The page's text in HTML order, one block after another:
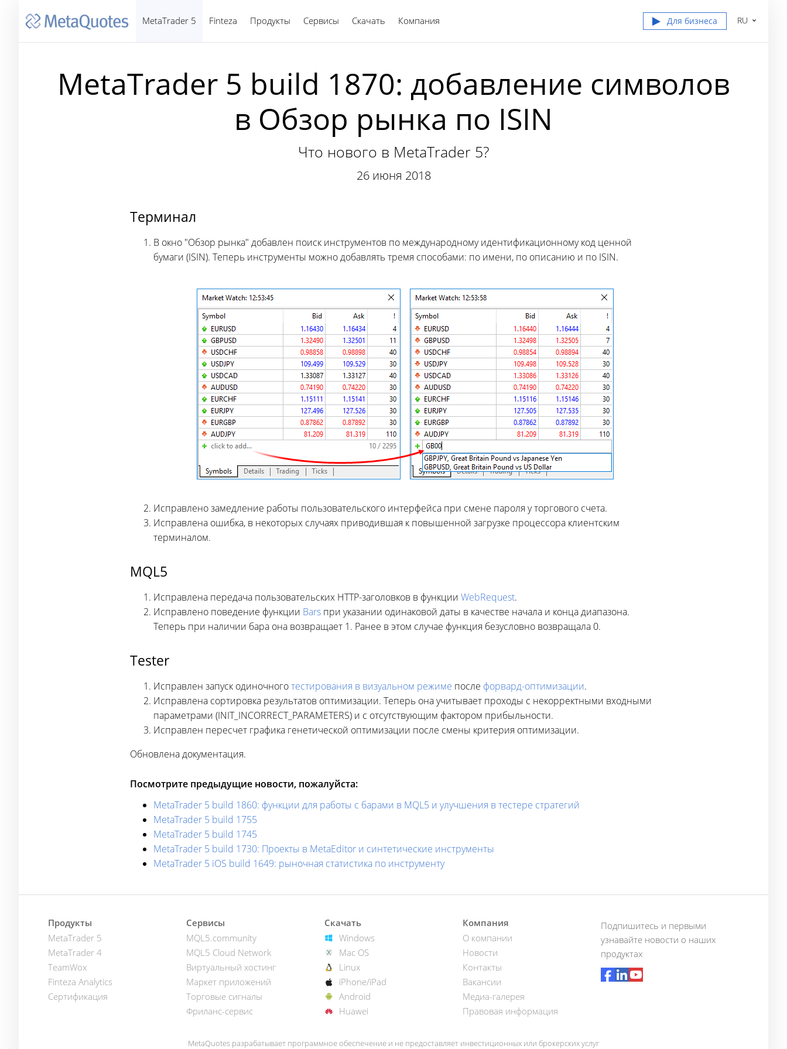
MetaTrader 5 Finteza Продукты Сервисы Скачать Компания Для бизнеса RU
MetaTrader 5 build 1870: добавление символов
в Обзор рынка по ISIN
Что нового в MetaTrader 5?
26 июня 2018
Терминал
В окно "Обзор рынка" добавлен поиск инструментов по международному идентификационному код ценной
бумаги (ISIN). Теперь инструменты можно добавлять тремя способами: по имени, по описанию и по ISIN.
Исправлено замедление работы пользовательского интерфейса при смене пароля у торгового счета.
Исправлена ошибка, в некоторых случаях приводившая к повышенной загрузке процессора клиентским
терминалом.
MQL5
Исправлена передача пользовательских HTTP-заголовков в функции WebRequest.
Исправлено поведение функции Bars при указании одинаковой даты в качестве начала и конца диапазона.
Теперь при наличии бара она возвращает 1. Ранее в этом случае функция безусловно возвращала 0.
Tester
Исправлен запуск одиночноготестирования в визуальном режиме после форвард-оптимизации.
Исправлена сортировка результатов оптимизации. Теперь она учитывает проходы с некорректными входными
параметрами (INIT_INCORRECT_PARAMETERS) и с отсутствующим фактором прибыльности.
Исправлен пересчет графика генетической оптимизации после смены критерия оптимизации.
Обновлена документация.
Посмотрите предыдущие новости, пожалуйста:
MetaTrader 5 build 1860: функции для работы с барами в MQL5 и улучшения в тестере стратегий
MetaTrader 5 build 1755
MetaTrader 5 build 1745
MetaTrader 5 build 1730: Проекты в MetaEditor и синтетические инструменты
MetaTrader 5 iOS build 1649: рыночная статистика по инструменту
Продукты
MetaTrader 5
MetaTrader 4
TeamWox
Finteza Analytics
Сертификация
Сервисы
MQL5.community
MQL5 Cloud Network
Виртуальный хостинг
Маркет приложений
Торговые сигналы
Фриланс-сервис
Скачать
Windows
Mac OS
Linux
iPhone/iPad
Android
Huawei
Компания
О компании
Новости
Контакты
Вакансии
Медиа-галерея
Правовая информация
Подпишитесь и первыми
узнавайте новости о наших
продуктах
MetaQuotes разрабатывает программное обеспечение и не предоставляет инвестиционных или брокерских услуг